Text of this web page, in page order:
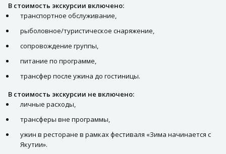
В стоимость экскурсии включено:
транспортное обслуживание,
рыболовное/туристическое снаряжение,
сопровождение группы,
питание по программе,
трансфер после ужина до гостиницы.
В стоимость экскурсии не включено:
личные расходы,
трансферы вне программы,
ужин в ресторане в рамках фестиваля «Зима начинается с
Якутии».